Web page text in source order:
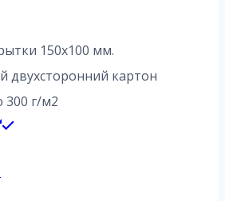
150х100 мм.
двухсторонний картон
300 г/м2